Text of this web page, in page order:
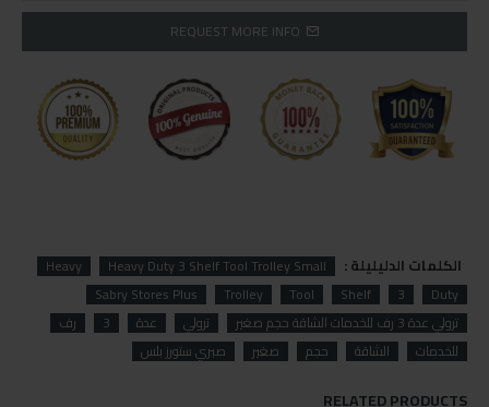
REQUEST MORE INFO
الكلمات الدليليلة : Heavy Duty 3 Shelf Tool Trolley Small
Heavy
Duty
3
Shelf
Tool
Trolley
Sabry Stores Plus
ترولي عدة 3 رف للخدمات الشاقة حجم صغير
ترولي عدة 3
رف
للخدمات
الشاقة حجم صغير صبري ستورز بلس
RELATED PRODUCTS